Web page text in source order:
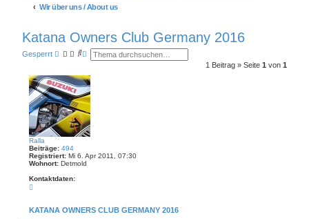
c
h
e
Wir über uns / About us
Katana Owners Club Germany 2016
Gesperrt
S
h
e
E
e
i
t
e
r
t
e
S
h
1 Beitrag » Seite 1 von 1
Ralla
Beiträge: 494
Registriert: Mi 6. Apr 2011, 07:30
Wohnort: Detmold
Kontaktdaten:
t
KATANA OWNERS CLUB GERMANY 2016